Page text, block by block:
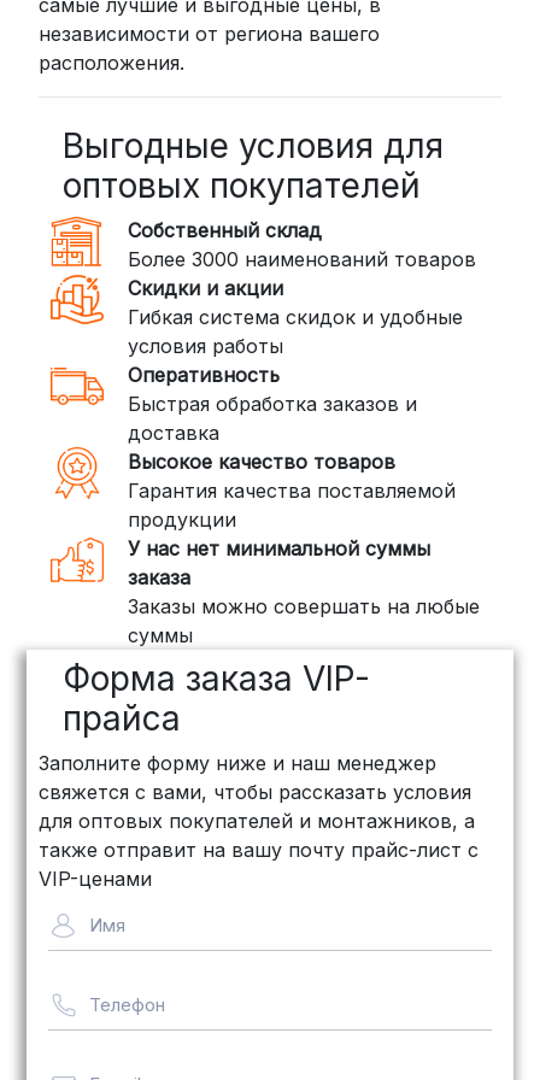
курьером до двери (от 3 дней).
Стоимость начинается от300
рублей
пунктов выдачи или курьером.
Сроки — от 2 дней, стоимость — от
350 рублей
DPD: Международная служба
доставки, которая работает и
внутри России. Сроки — от 2 дней,
стоимость — от 400 рублей
3. Доставка крупногабаритных грузов
(ПЭК, КИТ, Байкал Сервис)
Если ваш заказ включает большие или
тяжелые товары, мы рекомендуем
воспользоваться услугами компаний,
специализирующихся на доставке
грузов:
ПЭК: Сроки доставки — от 3 до 10
дней, стоимость рассчитывается
индивидуально (минимум
рублей
объемных заказов. Сроки — от 3
дней, стоимость — от500 рублей
Байкал Сервис: Идеально подходит
для крупногабаритных товаров.
рассчитывается индивидуально
Важно! Мы заботимся о том, чтобы
независимости от региона вашего
расположения.
Выгодные условия для
оптовых покупателей
Собственный склад
Более 3000 наименований товаров
Скидки и акции
Гибкая система скидок и удобные
условия работы
Оперативность
Быстрая обработка заказов и
доставка
Высокое качество товаров
Гарантия качества поставляемой
продукции
У нас нет минимальной суммы
заказа
Заказы можно совершать на любые
суммы
Форма заказа VIP-
прайса
Заполните форму ниже и наш менеджер
свяжется с вами, чтобы рассказать условия
для оптовых покупателей и монтажников, а
также отправит на вашу почту прайс-лист с
VIP-ценами
Имя
Телефон